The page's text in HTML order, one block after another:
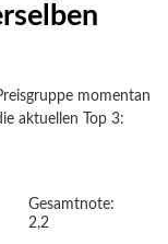
momentan
aktuellen Top 3:
Gesamtnote:
2,2